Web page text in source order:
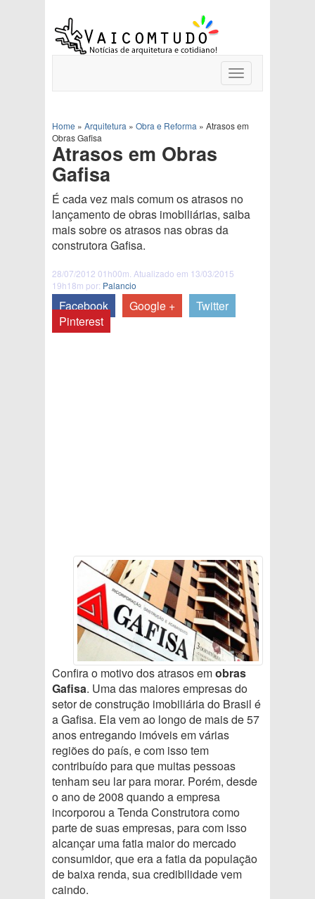
Toggle
navigation
Home » Arquitetura » Obra e Reforma » Atrasos em
Obras Gafisa
Atrasos em Obras
Gafisa
É cada vez mais comum os atrasos no
lançamento de obras imobiliárias, saiba
mais sobre os atrasos nas obras da
construtora Gafisa.
28/07/2012 01h00m. Atualizado em 13/03/2015
19h18m por: Palancio
Facebook Google +
Twitter
Pinterest
Confira o motivo dos atrasos emobras
Gafisa. Uma das maiores empresas do
setor de construção imobiliária do Brasil é
a Gafisa. Ela vem ao longo de mais de 57
anos entregando imóveis em várias
regiões do país, e com isso tem
contribuído para que muitas pessoas
tenham seu lar para morar. Porém, desde
o ano de 2008 quando a empresa
incorporou a Tenda Construtora como
parte de suas empresas, para com isso
alcançar uma fatia maior do mercado
consumidor, que era a fatia da população
de baixa renda, sua credibilidade vem
caindo.